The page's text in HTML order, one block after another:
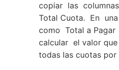
copiar las
Total Cuota. En
como Total a
calcular el valor
todas las cuotas